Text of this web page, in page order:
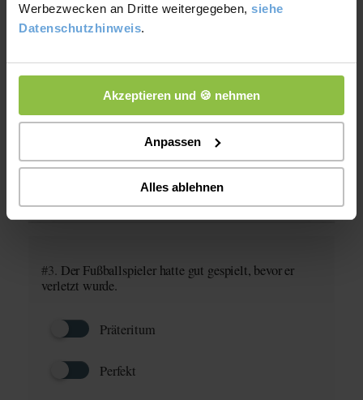
Werbezwecken an Dritte weitergegeben, siehe
Datenschutzhinweis.
Akzeptieren und 🍪 nehmen
Anpassen
Alles ablehnen
#2.Ich werde ein Bild malen.
Futur I
#3. Der Fußballspieler hatte gut gespielt, bevor er
verletzt wurde.
Präteritum
Perfekt